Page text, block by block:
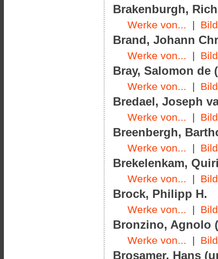
Brakenburgh,
Werke von... |
Brand, Johann
Werke von... |
Bray, Salomon de
Werke von... |
Bredael, Joseph
Werke von... |
Breenbergh,
Werke von... |
Brekelenkam,
Werke von... |
Brock, Philipp H.
Werke von... |
Bronzino, Agnolo
Werke von... |
Brosamer, Hans